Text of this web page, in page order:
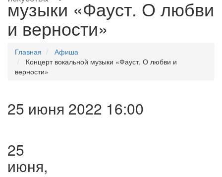
музыки «Фауст. О любви
и верности»
Главная
Афиша
Концерт вокальной музыки «Фауст. О любви и
верности»
25 июня 2022 16:00
25
июня,